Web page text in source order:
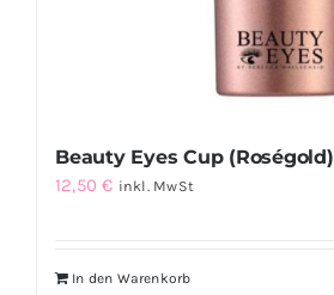
Beauty Eyes Cup (Roségold)
12,50€ inkl. MwSt
In den Warenkorb